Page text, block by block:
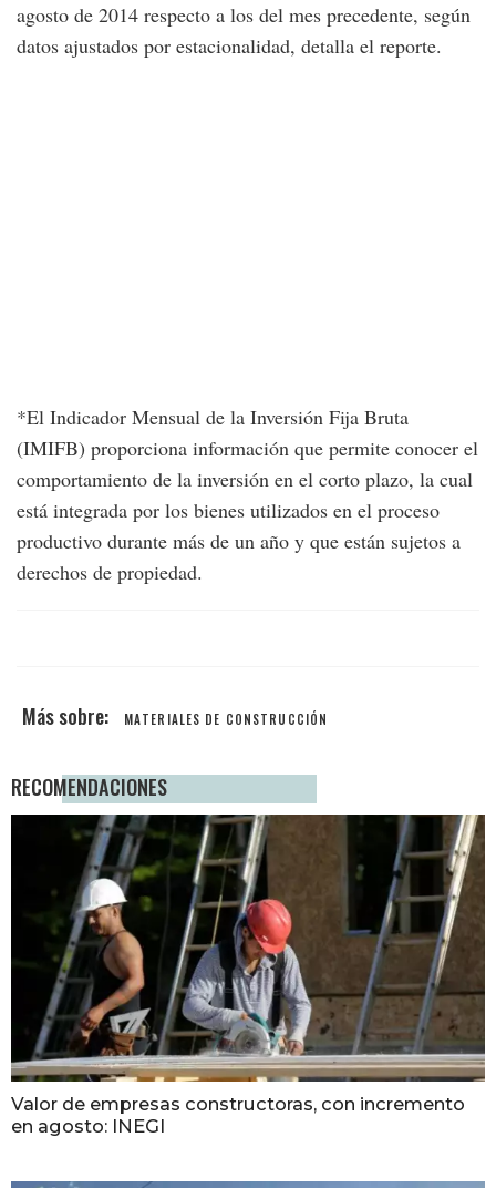
agosto de 2014 respecto a los del mes precedente, según
datos ajustados por estacionalidad, detalla el reporte.
*El Indicador Mensual de la Inversión Fija Bruta
(IMIFB) proporciona información que permite conocer el
comportamiento de la inversión en el corto plazo, la cual
está integrada por los bienes utilizados en el proceso
productivo durante más de un año y que están sujetos a
derechos de propiedad.
MATERIALES DE CONSTRUCCIÓN
RECOMENDACIONES
Valor de empresas constructoras, con incremento
en agosto: INEGI